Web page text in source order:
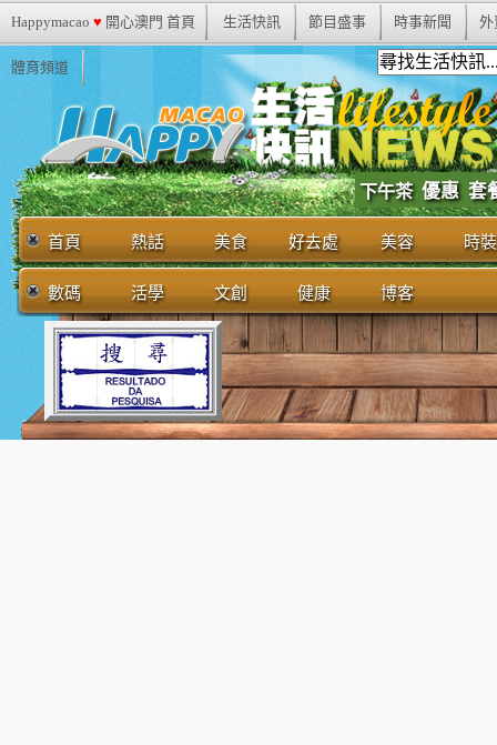
Happymacao ♥ 開心澳門 首頁 生活快訊 節目盛事 時事新聞 外
體育頻道
下午茶 優惠 套
首頁 熱話 美食 好去處 美容 時裝
數碼 活學 文創 健康 博客